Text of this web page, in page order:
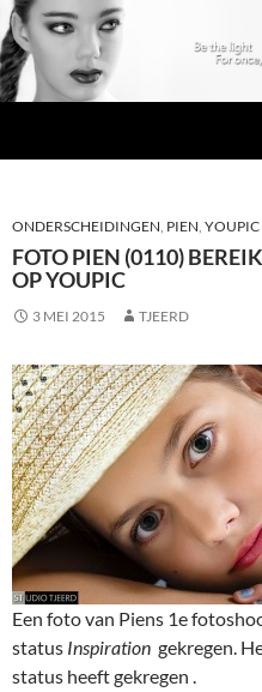
INHOUD
ONDERSCHEIDINGEN, PIEN, YOUPIC
FOTO PIEN (0110)
OP YOUPIC
3 MEI 2015 TJEERD
Een foto van Piens 1e
status Inspiration gekregen.
status heeft gekregen .